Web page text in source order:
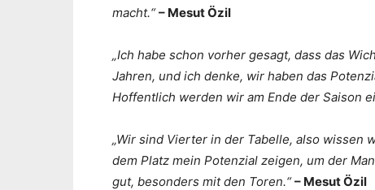
macht.“ – Mesut Özil
„Ich habe schon vorher gesagt, dass das
Jahren, und ich denke, wir haben das
Hoffentlich werden wir am Ende der Saison
„Wir sind Vierter in der Tabelle, also wissen
dem Platz mein Potenzial zeigen, um der
gut, besonders mit den Toren.“ – Mesut Özil